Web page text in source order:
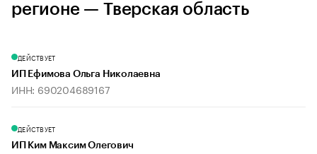
регионе — Тверская область
ДЕЙСТВУЕТ
ИП Ефимова Ольга Николаевна
ИНН: 690204689167
ДЕЙСТВУЕТ
ИП Ким Максим Олегович